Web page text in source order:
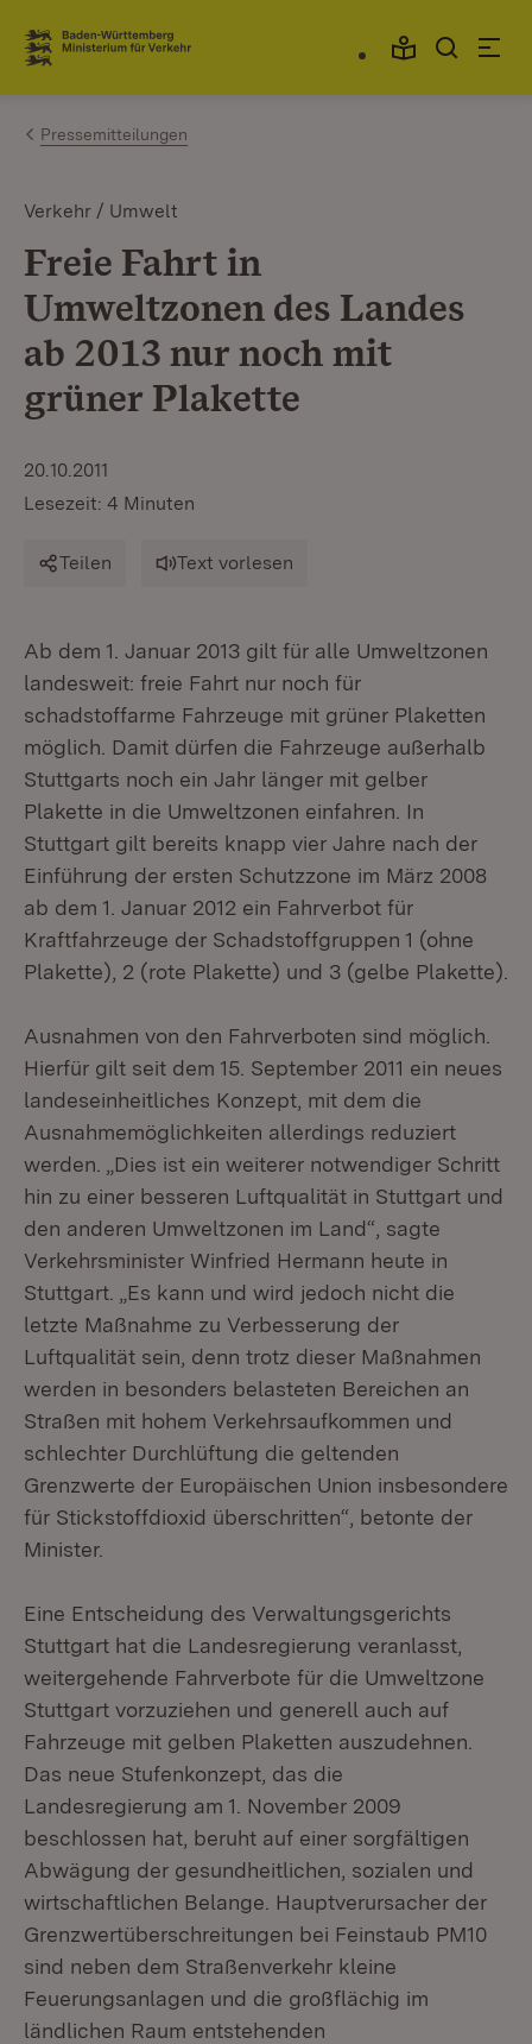
Zum Inhalt springen
Link zur Startseite
Pressemitteilungen
Verkehr / Umwelt
Freie Fahrt in
Umweltzonen des Landes
ab 2013 nur noch mit
grüner Plakette
20.10.2011
Lesezeit: 4 Minuten
Teilen Text vorlesen
Ab dem 1. Januar 2013 gilt für alle Umweltzonen
landesweit: freie Fahrt nur noch für
schadstoffarme Fahrzeuge mit grüner Plaketten
möglich. Damit dürfen die Fahrzeuge außerhalb
Stuttgarts noch ein Jahr länger mit gelber
Plakette in die Umweltzonen einfahren. In
Stuttgart gilt bereits knapp vier Jahre nach der
Einführung der ersten Schutzzone im März 2008
ab dem 1. Januar 2012 ein Fahrverbot für
Kraftfahrzeuge der Schadstoffgruppen 1 (ohne
Plakette), 2 (rote Plakette) und 3 (gelbe Plakette).
Ausnahmen von den Fahrverboten sind möglich.
Hierfür gilt seit dem 15. September 2011 ein neues
landeseinheitliches Konzept, mit dem die
Ausnahmemöglichkeiten allerdings reduziert
werden. „Dies ist ein weiterer notwendiger Schritt
hin zu einer besseren Luftqualität in Stuttgart und
den anderen Umweltzonen im Land“, sagte
Verkehrsminister Winfried Hermann heute in
Stuttgart. „Es kann und wird jedoch nicht die
letzte Maßnahme zu Verbesserung der
Luftqualität sein, denn trotz dieser Maßnahmen
werden in besonders belasteten Bereichen an
Straßen mit hohem Verkehrsaufkommen und
schlechter Durchlüftung die geltenden
Grenzwerte der Europäischen Union insbesondere
für Stickstoffdioxid überschritten“, betonte der
Minister.
Eine Entscheidung des Verwaltungsgerichts
Stuttgart hat die Landesregierung veranlasst,
weitergehende Fahrverbote für die Umweltzone
Stuttgart vorzuziehen und generell auch auf
Fahrzeuge mit gelben Plaketten auszudehnen.
Das neue Stufenkonzept, das die
Landesregierung am 1. November 2009
beschlossen hat, beruht auf einer sorgfältigen
Abwägung der gesundheitlichen, sozialen und
wirtschaftlichen Belange. Hauptverursacher der
Grenzwertüberschreitungen bei Feinstaub PM10
sind neben dem Straßenverkehr kleine
Feuerungsanlagen und die großflächig im
ländlichen Raum entstehenden